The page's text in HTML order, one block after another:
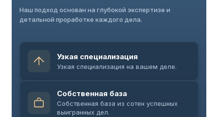
Наш подход основан на глубокой экспертизе и
детальной проработке каждого дела.
Узкая специализация
Узкая специализация на вашем деле.
Собственная база
Собственная база из сотен успешных
выигранных дел.